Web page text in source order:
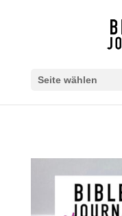
Seite wählen